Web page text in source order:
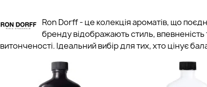
Ron Dorff - це колекція ароматів, що
бренду відображають стиль, впевненість
витонченості. Ідеальний вибір для тих, хто цінує